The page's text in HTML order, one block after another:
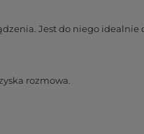
Jest do niego idealnie
rozmowa.